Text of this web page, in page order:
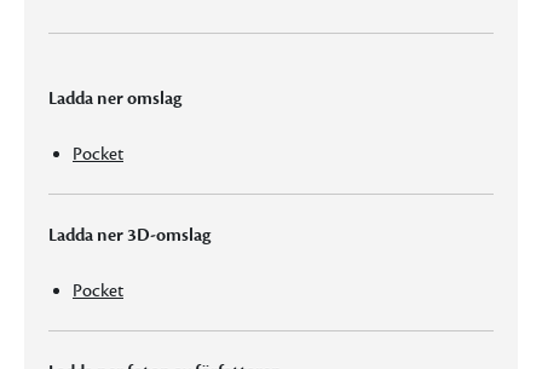
Ladda ner omslag
Pocket
Ladda ner 3D-omslag
Pocket